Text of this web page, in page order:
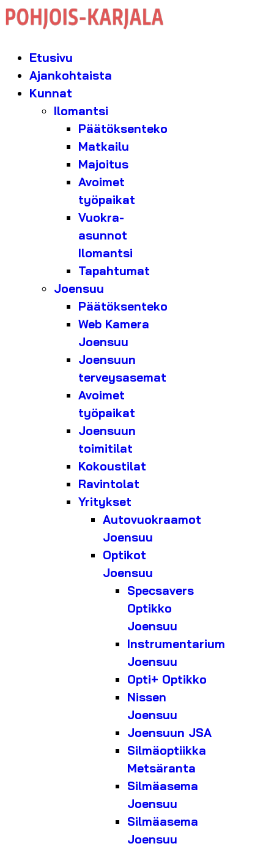
Etusivu
Ajankohtaista
Kunnat
Ilomantsi
Päätöksenteko
Matkailu
Majoitus
Avoimet
työpaikat
Vuokra-
asunnot
Ilomantsi
Tapahtumat
Joensuu
Päätöksenteko
Web Kamera
Joensuu
Joensuun
terveysasemat
Avoimet
työpaikat
Joensuun
toimitilat
Kokoustilat
Ravintolat
Yritykset
Autovuokraamot
Joensuu
Optikot
Joensuu
Specsavers
Optikko
Joensuu
Instrumentarium
Joensuu
Opti+ Optikko
Nissen
Joensuu
Joensuun JSA
Silmäoptiikka
Metsäranta
Silmäasema
Joensuu
Silmäasema
Joensuu